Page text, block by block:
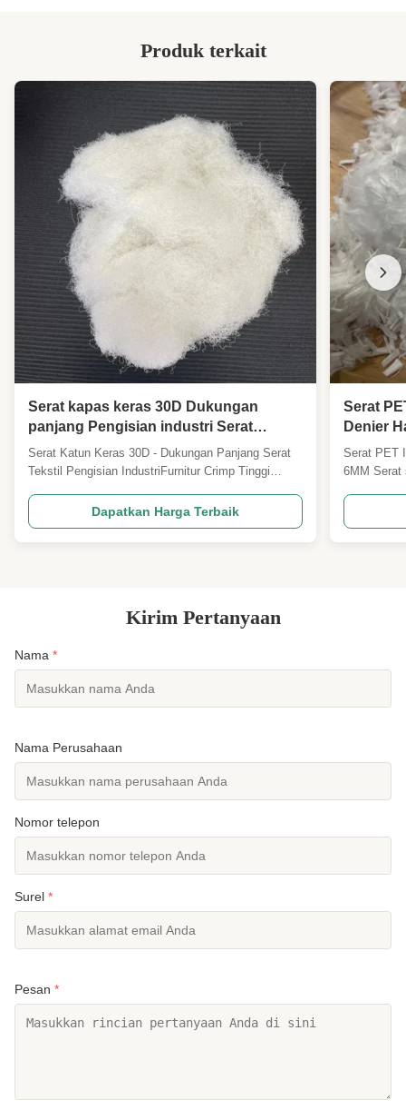
Produk terkait
Serat kapas keras 30D Dukungan
panjang Pengisian industri Serat
tekstil,Menghancurkan tinggi Perabot
Dukungan bahan baku tekstil
Serat Katun Keras 30D - Dukungan Panjang Serat
Tekstil Pengisian IndustriFurnitur Crimp Tinggi
ProdukSerat stapel poliester kapas keras kaku
30D*64MM kami adalah serat pengisi industri
dengan dukungan tinggi penyangkal berat
Dapatkan Harga Terbaik
Serat
Denier
Rendah
Serat PET
6MM Serat
bidang
dan
Kirim Pertanyaan
Nama *
Nama Perusahaan
Nomor telepon
Surel *
Pesan *